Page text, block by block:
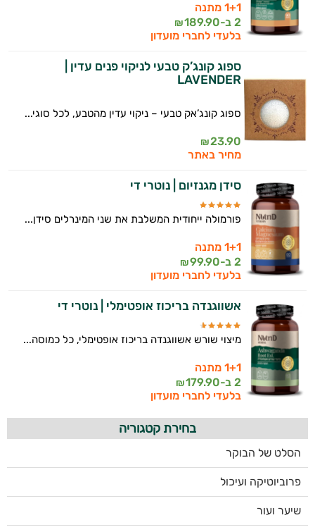
1+1 מתנה
2 ב-
189.90
₪
בלעדי לחברי מועדון
ספוג קונג’ק טבעי לניקוי פנים עדין |
LAVENDER
ספוג קונג’אק טבעי – ניקוי עדין מהטבע, לכל סוגי...
23.90
₪
מחיר באתר
סידן מגנזיום | נוטרי די
פורמולה ייחודית המשלבת את שני המינרלים סידן...
1+1 מתנה
2 ב-
99.90
₪
בלעדי לחברי מועדון
אשווגנדה בריכוז אופטימלי | נוטרי די
מיצוי שורש אשווגנדה בריכוז אופטימלי, כל כמוסה...
1+1 מתנה
2 ב-
179.90
₪
בלעדי לחברי מועדון
בחירת קטגוריה
הסלט של הבוקר
פרוביוטיקה ועיכול
שיער ועור